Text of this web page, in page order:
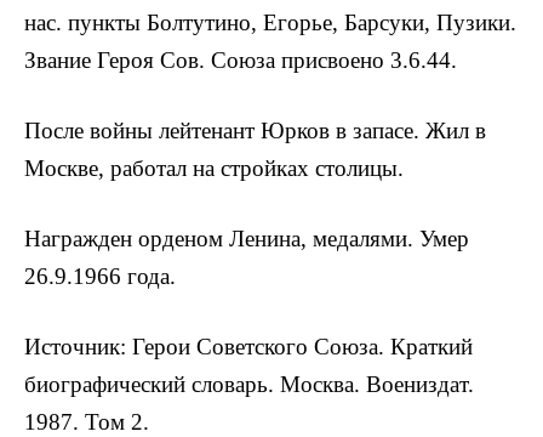
нас. пункты Болтутино, Егорье, Барсуки, Пузики.
Звание Героя Сов. Союза присвоено 3.6.44.
После войны лейтенант Юрков в запасе. Жил в
Москве, работал на стройках столицы.
Награжден орденом Ленина, медалями. Умер
26.9.1966 года.
Источник: Герои Советского Союза. Краткий
биографический словарь. Москва. Воениздат.
1987. Том 2.